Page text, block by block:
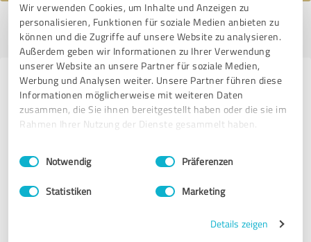
Wir verwenden Cookies, um Inhalte und Anzeigen zu
personalisieren, Funktionen für soziale Medien anbieten zu
können und die Zugriffe auf unsere Website zu analysieren.
Außerdem geben wir Informationen zu Ihrer Verwendung
unserer Website an unsere Partner für soziale Medien,
Werbung und Analysen weiter. Unsere Partner führen diese
Informationen möglicherweise mit weiteren Daten
zusammen, die Sie ihnen bereitgestellt haben oder die sie im
Rahmen Ihrer Nutzung der Dienste gesammelt haben.
Impressum Datenschutzbestimmungen
Einwilligungsauswahl
Notwendig Präferenzen
Statistiken Marketing
Details zeigen
Profil aktiv seit 28.07.2016 |Letzte Aktualisierung: 17.06.2019|Profil
melden
Erfahrungen zu weiteren
Anbietern aus dem Bereich
Coaching
Veronika Mews